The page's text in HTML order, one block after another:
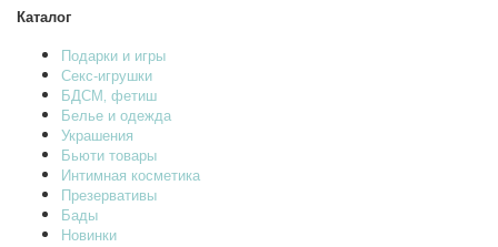
Каталог
Подарки и игры
Секс-игрушки
БДСМ‚ фетиш
Белье и одежда
Украшения
Бьюти товары
Интимная косметика
Презервативы
Бады
Новинки